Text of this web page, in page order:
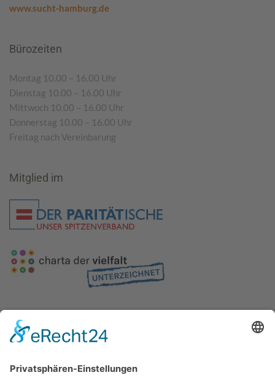
www.sucht-hamburg.de
Bürozeiten
Montag 10.00 – 16.00 Uhr
Dienstag 10.00 – 16.00 Uhr
Mittwoch 10.00 – 16.00 Uhr
Donnerstag 10.00 – 16.00 Uhr
Freitag nach Vereinbarung
Mitglied im